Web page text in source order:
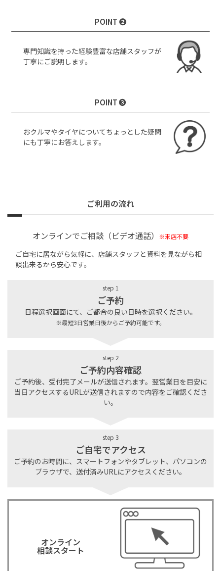
POINT ❷
専門知識を持った経験豊富な店舗スタッフが
丁寧にご説明します。
POINT ❸
おクルマやタイヤについてちょっとした疑問
にも丁寧にお答えします。
ご利用の流れ
オンラインでご相談（ビデオ通話） ※来店不要
ご自宅に居ながら気軽に、店舗スタッフと資料を見ながら相
談出来るから安心です。
step 1
ご予約
日程選択画面にて、ご都合の良い日時を選択ください。
※最短3日営業日後からご予約可能です。
step 2
ご予約内容確認
ご予約後、受付完了メールが送信されます。翌営業日を目安に
当日アクセスするURLが送信されますので内容をご確認くださ
い。
step 3
ご自宅でアクセス
ご予約のお時間に、スマートフォンやタブレット、パソコンの
ブラウザで、送付済みURLにアクセスください。
オンライン
相談スタート